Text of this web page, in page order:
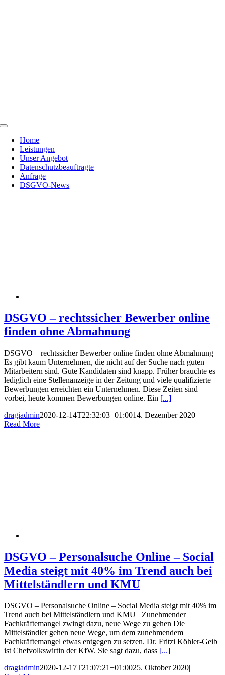
Toggle
NavigationHome
Leistungen
Unser Angebot
Datenschutzbeauftragte
Anfrage
DSGVO-News
DSGVO – rechtssicher Bewerber online
finden ohne Abmahnung
DSGVO – rechtssicher Bewerber online finden ohne Abmahnung
Es gibt kaum Unternehmen, die nicht auf der Suche nach guten
Mitarbeitern sind. Gute Kandidaten sind knapp. Früher brauchte es
lediglich eine Stellenanzeige in der Zeitung und viele qualifizierte
Bewerbungen erreichten ein Unternehmen. Diese Zeiten sind
vorbei, heute kommen Bewerbungen online. Ein [...]
dragiadmin2020-12-14T22:32:03+01:0014. Dezember 2020|
Read More
DSGVO – Personalsuche Online – Social
Media steigt mit 40% im Trend auch bei
Mittelständlern und KMU
DSGVO – Personalsuche Online – Social Media steigt mit 40% im
Trend auch bei Mittelständlern und KMU Zunehmender
Fachkräftemangel zwingt dazu, neue Wege zu gehen Die
Mittelständler gehen neue Wege, um dem zunehmendem
Fachkräftemangel etwas entgegen zu setzen. Dr. Fritzi Köhler-Geib
ist Chefvolkswirtin der KfW. Sie sagt dazu, dass [...]
dragiadmin2020-12-17T21:07:21+01:0025. Oktober 2020|